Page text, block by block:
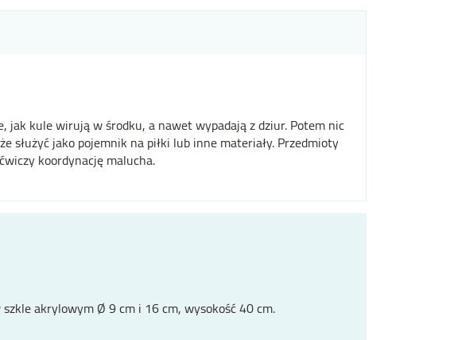
jak kule wirują w środku, a nawet wypadają z dziur. Potem nic
służyć jako pojemnik na piłki lub inne materiały. Przedmioty
koordynację malucha.
akrylowym Ø 9 cm i 16 cm, wysokość 40 cm.